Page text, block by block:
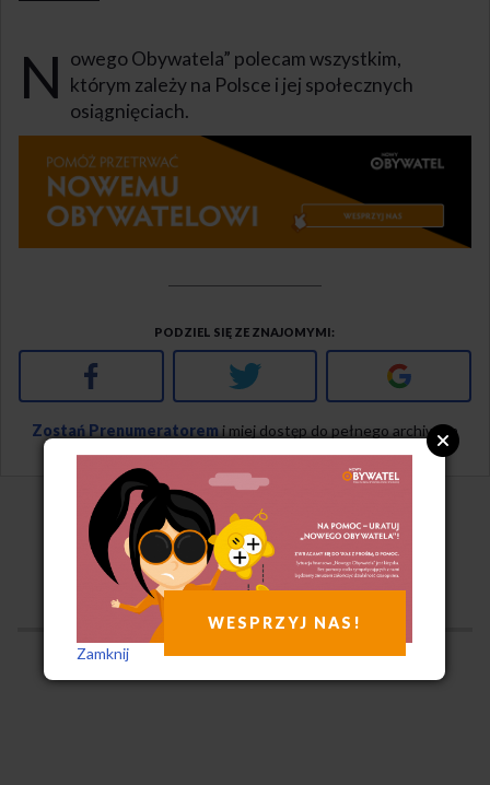
N owego Obywatela” polecam wszystkim,
którym zależy na Polsce i jej społecznych
osiągnięciach.
PODZIEL SIĘ ZE ZNAJOMYMI
Facebook Twitter Google+
Zostań Prenumeratoremi miej dostęp do pełnego archiwum
KOMENTARZE ▾
WESPRZYJ NAS!
Zamknij